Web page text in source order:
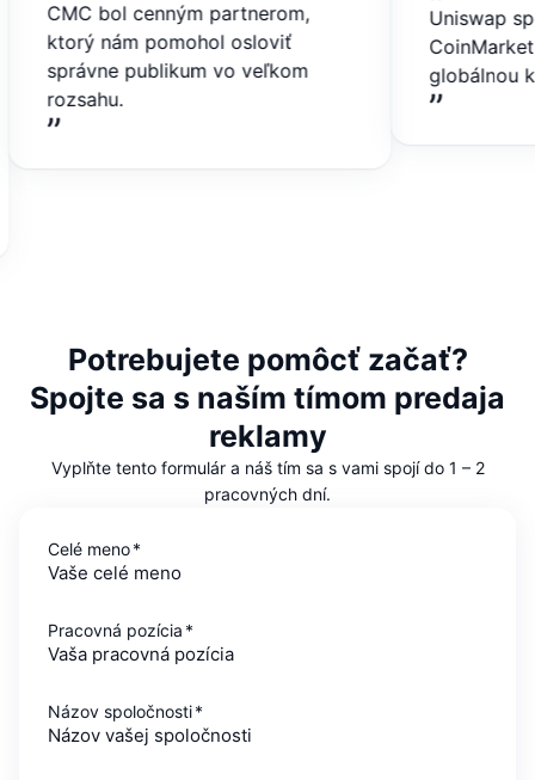
CMC bol cenným partnerom,
ktorý nám pomohol osloviť
správne publikum vo veľkom
rozsahu.
Uniswap
globálnou
Potrebujete pomôcť začať?
Spojte sa s naším tímom predaja
reklamy
Vyplňte tento formulár a náš tím sa s vami spojí do 1 – 2
pracovných dní.
Celé meno*
Pracovná pozícia *
Názov spoločnosti*